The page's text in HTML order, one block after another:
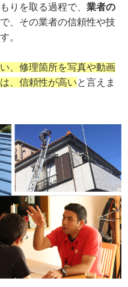
りを取る過程で、業者の
、その業者の信頼性や技
。
、修理箇所を写真や動画
、信頼性が高いと言えま